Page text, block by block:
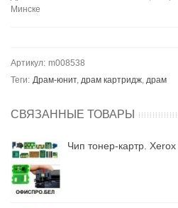
Минске
Артикул: m008538
Теги: Драм-юнит, драм картридж, драм
СВЯЗАННЫЕ ТОВАРЫ
Чип тонер-картр.